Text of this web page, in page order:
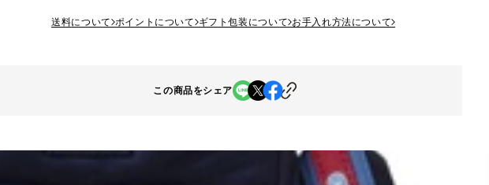
送料について ポイントについて ギフト包装について お手入れ方法について
この商品をシェア